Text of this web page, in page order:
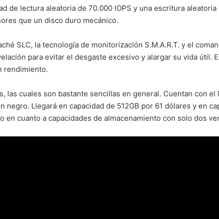
de lectura aleatoria de 70.000 IOPS y una escritura
que un disco duro mecánico.
SLC, la tecnología de monitorización S.M.A.R.T. y el
para evitar el desgaste excesivo y alargar su vida útil.
rendimiento.
las cuales son bastante sencillas en general. Cuentan con
Llegará en capacidad de 512GB por 61 dólares y en
en cuanto a capacidades de almacenamiento con solo dos